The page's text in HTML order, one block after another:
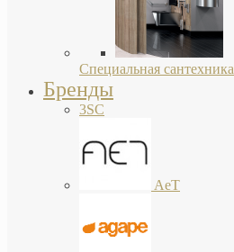
Специальная сантехника
Бренды
3SC
AeT